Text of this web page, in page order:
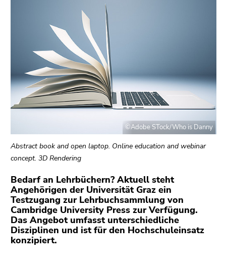
(Zugriffstaste
1)
Zur
Positionsanzeige
2)
Zur
Hauptnavigation
3)
Zu
den
Zusatzinformationen
(Zugriffstaste
5)
©Adobe STock/Who is Danny
Abstract book and open laptop. Online education and webinar
concept. 3D Rendering
Bedarf an Lehrbüchern? Aktuell steht
Angehörigen der Universität Graz ein
Testzugang zur Lehrbuchsammlung von
Cambridge University Press zur Verfügung.
Das Angebot umfasst unterschiedliche
Disziplinen und ist für den Hochschuleinsatz
konzipiert.